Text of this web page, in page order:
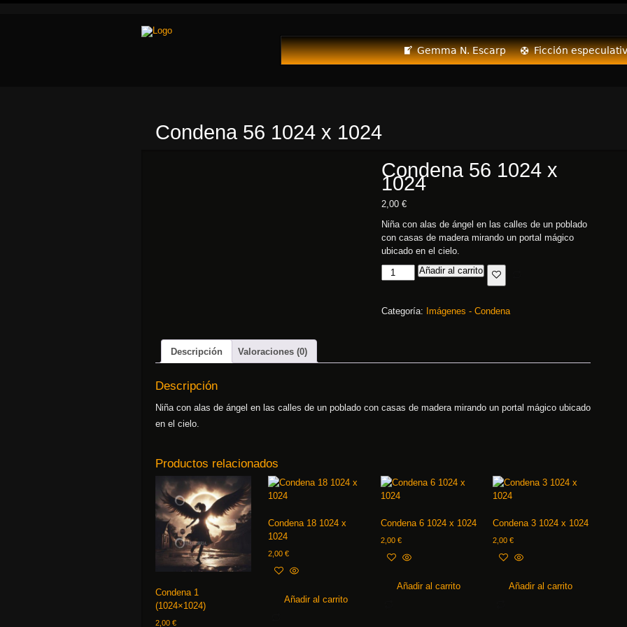
Gemma N. Escarp Ficción
Condena 56 1024 x 1024
Condena 56 1024 x
1024
2,00€
Niña con alas de ángel en las calles de un poblado
con casas de madera mirando un portal mágico
ubicado en el cielo.
Añadir al carrito
Categoría: Imágenes - Condena
Descripción Valoraciones (0)
Descripción
Niña con alas de ángel en las calles de un poblado con casas de madera mirando un portal mágico ubicado
en el cielo.
Productos relacionados
Condena 1
(1024×1024)
2,00 €
Condena 18 1024 x
1024
2,00 €
Añadir al carrito
Condena 6 1024 x 1024
2,00 €
Añadir al carrito
Condena 3 1024 x 1024
2,00€
Añadir al carrito